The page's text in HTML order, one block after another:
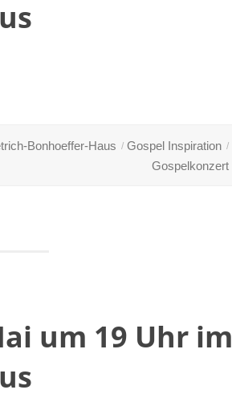
Bonhoeffer-Haus
Gospel Inspiration
Gospelkonzert
um 19 Uhr im